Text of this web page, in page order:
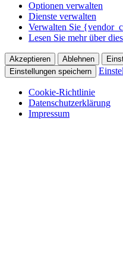
Optionen verwalten
Dienste verwalten
Verwalten Sie
Lesen Sie mehr über
Akzeptieren Ablehnen
Einstellungen speichern
Cookie-Richtlinie
Datenschutzerklärung
Impressum